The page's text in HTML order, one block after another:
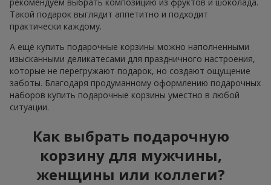
Такой подарок выглядит аппетитно и подходит
практически каждому.
А ещё купить подарочные корзины можно наполненными
изысканными деликатесами для праздничного настроения,
которые не перегружают подарок, но создают ощущение
заботы. Благодаря продуманному оформлению подарочных
наборов купить подарочные корзины уместно в любой
ситуации.
Как выбрать подарочную
корзину для мужчины,
женщины или коллеги?